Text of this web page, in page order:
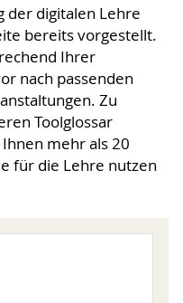
der digitalen Lehre
bereits vorgestellt.
Ihrer
nach passenden
Zu
Toolglossar
mehr als 20
für die Lehre nutzen